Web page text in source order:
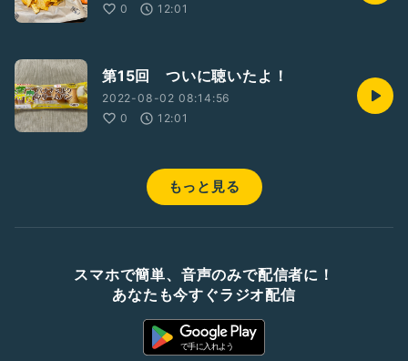
0
12:01
第15回 ついに聴いたよ！
2022-08-02 08:14:56
0
12:01
もっと見る
スマホで簡単、音声のみで配信者に！
あなたも今すぐラジオ配信